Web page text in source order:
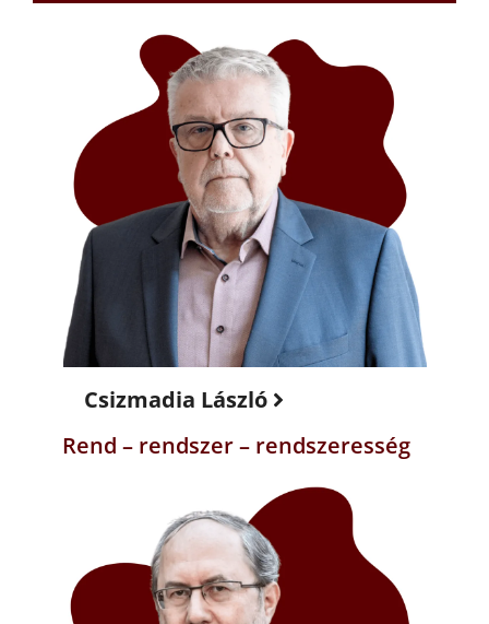
Csizmadia László
Rend – rendszer – rendszeresség